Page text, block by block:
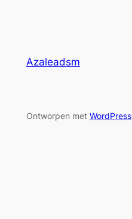
Azaleadsm
Ontworpen met WordPress